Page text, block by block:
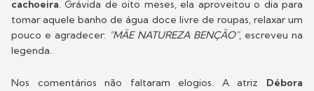
cachoeira. Grávida de oito meses, ela aproveitou o dia para
tomar aquele banho de água doce livre de roupas, relaxar um
pouco e agradecer: "MÃE NATUREZA BENÇÃO", escreveu na
legenda.
Nos comentários não faltaram elogios. A atriz Débora